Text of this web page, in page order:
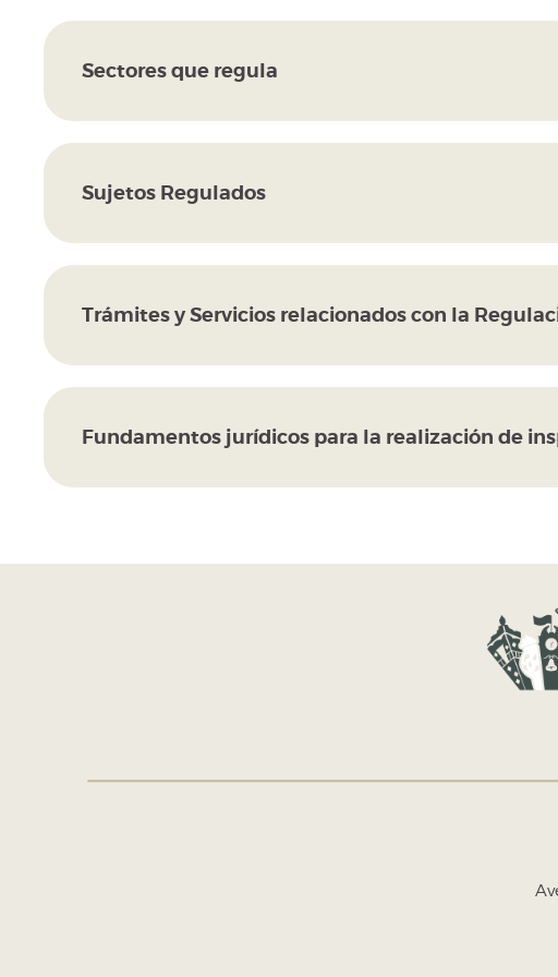
Sectores que regula
Sujetos Regulados
Trámites y Servicios relacionados con la
Fundamentos jurídicos para la realización de